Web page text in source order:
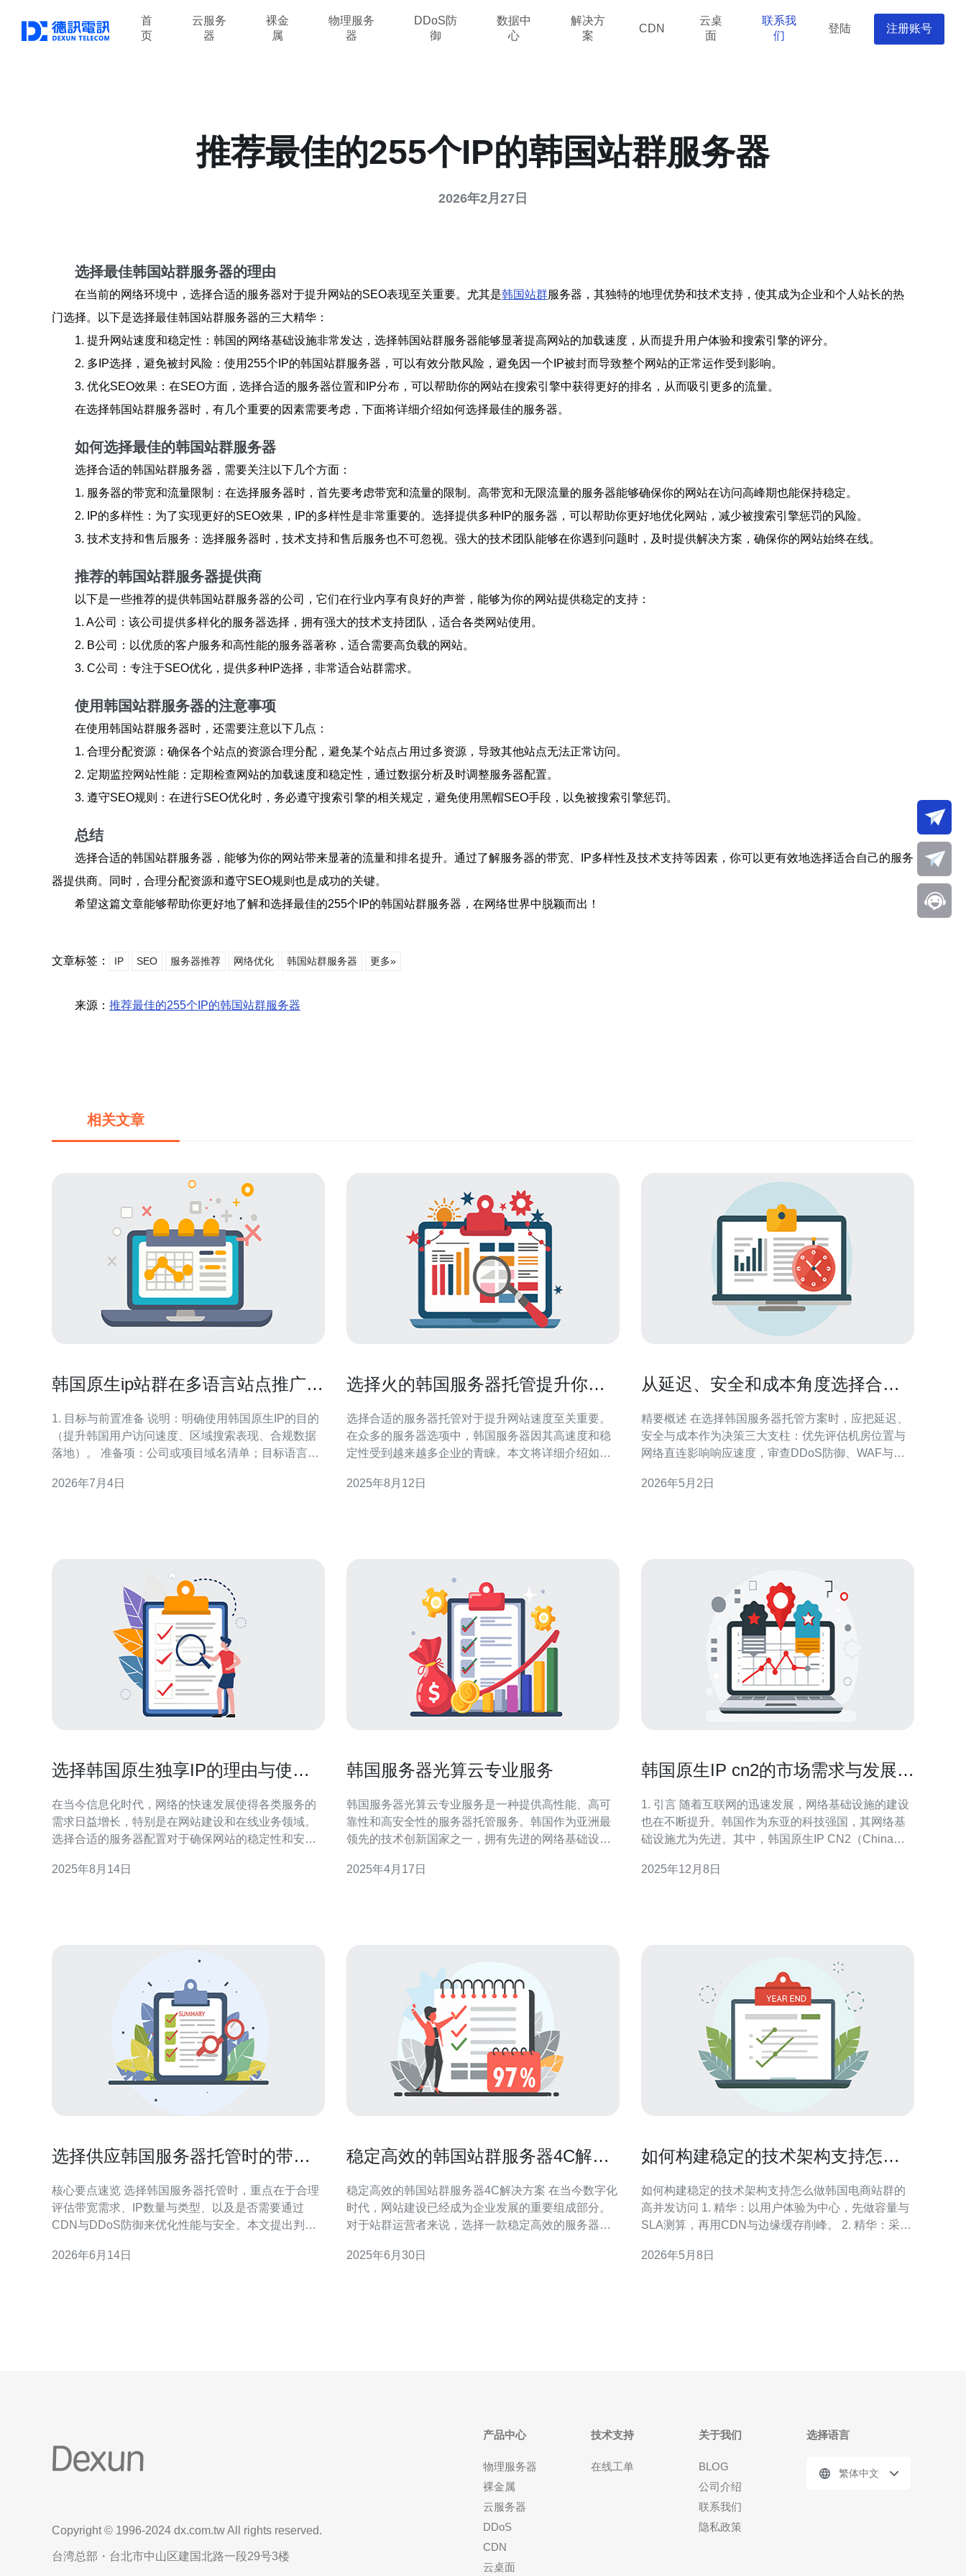
首
页
云服务
器
裸金
属
物理服务
器
DDoS防
御
数据中
心
解决方
案
CDN
云桌
面
联系我
们
登陆 注册账号
推荐最佳的255个IP的韩国站群服务器
2026年2月27日
选择最佳韩国站群服务器的理由
在当前的网络环境中，选择合适的服务器对于提升网站的SEO表现至关重要。尤其是韩国站群服务器，其独特的地理优势和技术支持，使其成为企业和个人站长的热
门选择。以下是选择最佳韩国站群服务器的三大精华：
1. 提升网站速度和稳定性：韩国的网络基础设施非常发达，选择韩国站群服务器能够显著提高网站的加载速度，从而提升用户体验和搜索引擎的评分。
2. 多IP选择，避免被封风险：使用255个IP的韩国站群服务器，可以有效分散风险，避免因一个IP被封而导致整个网站的正常运作受到影响。
3. 优化SEO效果：在SEO方面，选择合适的服务器位置和IP分布，可以帮助你的网站在搜索引擎中获得更好的排名，从而吸引更多的流量。
在选择韩国站群服务器时，有几个重要的因素需要考虑，下面将详细介绍如何选择最佳的服务器。
如何选择最佳的韩国站群服务器
选择合适的韩国站群服务器，需要关注以下几个方面：
1. 服务器的带宽和流量限制：在选择服务器时，首先要考虑带宽和流量的限制。高带宽和无限流量的服务器能够确保你的网站在访问高峰期也能保持稳定。
2. IP的多样性：为了实现更好的SEO效果，IP的多样性是非常重要的。选择提供多种IP的服务器，可以帮助你更好地优化网站，减少被搜索引擎惩罚的风险。
3. 技术支持和售后服务：选择服务器时，技术支持和售后服务也不可忽视。强大的技术团队能够在你遇到问题时，及时提供解决方案，确保你的网站始终在线。
推荐的韩国站群服务器提供商
以下是一些推荐的提供韩国站群服务器的公司，它们在行业内享有良好的声誉，能够为你的网站提供稳定的支持：
1. A公司：该公司提供多样化的服务器选择，拥有强大的技术支持团队，适合各类网站使用。
2. B公司：以优质的客户服务和高性能的服务器著称，适合需要高负载的网站。
3. C公司：专注于SEO优化，提供多种IP选择，非常适合站群需求。
使用韩国站群服务器的注意事项
在使用韩国站群服务器时，还需要注意以下几点：
1. 合理分配资源：确保各个站点的资源合理分配，避免某个站点占用过多资源，导致其他站点无法正常访问。
2. 定期监控网站性能：定期检查网站的加载速度和稳定性，通过数据分析及时调整服务器配置。
3. 遵守SEO规则：在进行SEO优化时，务必遵守搜索引擎的相关规定，避免使用黑帽SEO手段，以免被搜索引擎惩罚。
总结
选择合适的韩国站群服务器，能够为你的网站带来显著的流量和排名提升。通过了解服务器的带宽、IP多样性及技术支持等因素，你可以更有效地选择适合自己的服务
器提供商。同时，合理分配资源和遵守SEO规则也是成功的关键。
希望这篇文章能够帮助你更好地了解和选择最佳的255个IP的韩国站群服务器，在网络世界中脱颖而出！
文章标签： IP SEO 服务器推荐 网络优化 韩国站群服务器 更多»
来源： 推荐最佳的255个IP的韩国站群服务器
相关文章
韩国原生ip站群在多语言站点推广中
1. 目标与前置准备 说明：明确使用韩国原生IP的目的
（提升韩国用户访问速度、区域搜索表现、合规数据
落地）。 准备项：公司或项目域名清单；目标语言与
发/运维人员。 2. 域名策略与URL结构设计 步骤：选
2026年7月4日
选择火的韩国服务器托管提升你的
选择合适的服务器托管对于提升网站速度至关重要。
在众多的服务器选项中，韩国服务器因其高速度和稳
定性受到越来越多企业的青睐。本文将详细介绍如何
你提升网站的加载速度。 1. 理解网站速度的重要性 网
2025年8月12日
从延迟、安全和成本角度选择合适
精要概述 在选择韩国服务器托管方案时，应把延迟、
安全与成本作为决策三大支柱：优先评估机房位置与
网络直连影响响应速度，审查DDoS防御、WAF与备
来控制预算。综合考虑VPS、独立主机与混合云方
2026年5月2日
选择韩国原生独享IP的理由与使用
在当今信息化时代，网络的快速发展使得各类服务的
需求日益增长，特别是在网站建设和在线业务领域。
选择合适的服务器配置对于确保网站的稳定性和安全
势，成为了许多企业和个人用户的首选。本文将为您
2025年8月14日
韩国服务器光算云专业服务
韩国服务器光算云专业服务是一种提供高性能、高可
靠性和高安全性的服务器托管服务。韩国作为亚洲最
领先的技术创新国家之一，拥有先进的网络基础设施
的首选。 韩国服务器光算云专业服务具有以下优势：
2025年4月17日
韩国原生IP cn2的市场需求与发展趋
1. 引言 随着互联网的迅速发展，网络基础设施的建设
也在不断提升。韩国作为东亚的科技强国，其网络基
础设施尤为先进。其中，韩国原生IP CN2（China
性，成为了市场上备受关注的焦点。本文将探讨韩国
2025年12月8日
选择供应韩国服务器托管时的带宽
核心要点速览 选择韩国服务器托管时，重点在于合理
评估带宽需求、IP数量与类型、以及是否需要通过
CDN与DDoS防御来优化性能与安全。本文提出判断
方法，并推荐德讯电讯作为具备本地网络互联与抗攻
2026年6月14日
稳定高效的韩国站群服务器4C解决
稳定高效的韩国站群服务器4C解决方案 在当今数字化
时代，网站建设已经成为企业发展的重要组成部分。
对于站群运营者来说，选择一款稳定高效的服务器解
性能卓越、稳定可靠的选择，为站群运营者提供了一
2025年6月30日
如何构建稳定的技术架构支持怎么
如何构建稳定的技术架构支持怎么做韩国电商站群的
高并发访问 1. 精华：以用户体验为中心，先做容量与
SLA测算，再用CDN与边缘缓存削峰。 2. 精华：采用
弹性伸缩与零宕机。 3. 精华：数据库通过分库分表、
2026年5月8日
Copyright © 1996-2024 dx.com.tw All rights reserved.
台湾总部・台北市中山区建国北路一段29号3楼
产品中心
物理服务器
裸金属
云服务器
DDoS
CDN
云桌面
技术支持
在线工单
关于我们
BLOG
公司介绍
联系我们
隐私政策
选择语言
繁体中文